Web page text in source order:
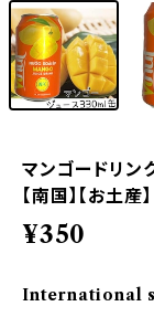
マンゴードリン
【南国】【お土産】
¥350
International